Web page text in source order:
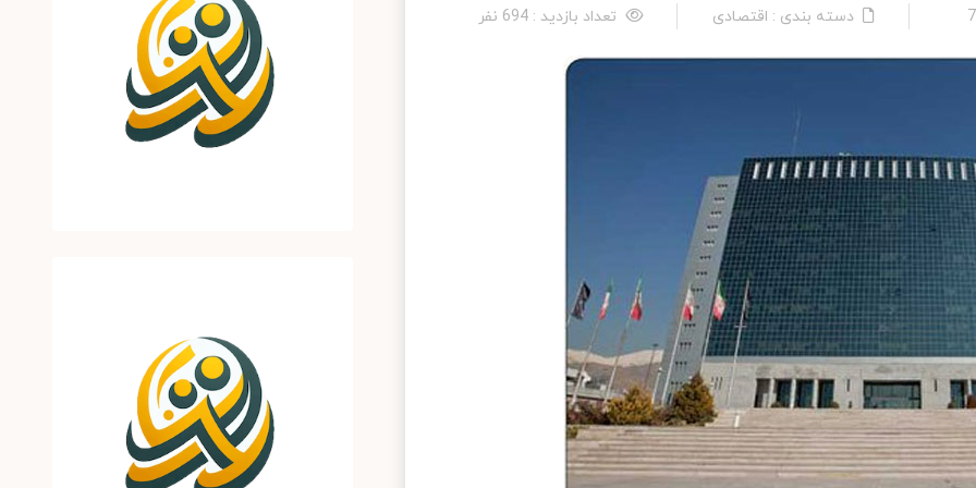
دسته بندی : اقتصادی تعداد بازدید : 694 نفر